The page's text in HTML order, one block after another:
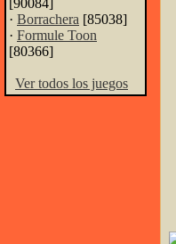
[90084]
· Borrachera [85038]
· Formule Toon
[80366]
Ver todos los juegos